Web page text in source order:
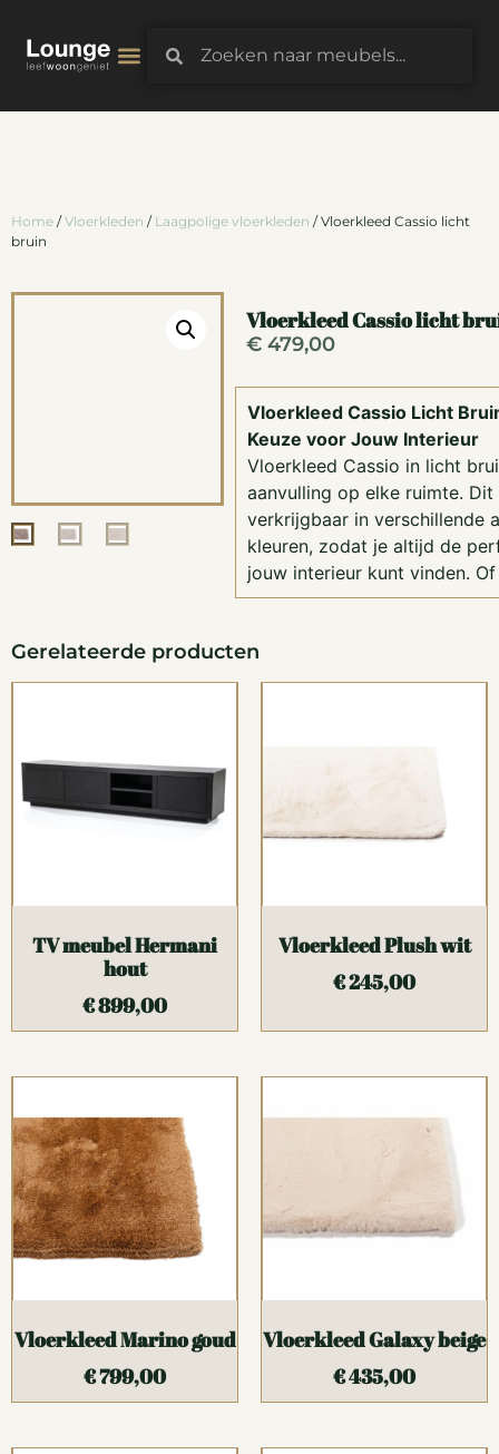
Home /Vloerkleden / Laagpolige vloerkleden / Vloerkleed Cassio licht
bruin
Vloerkleed Cassio licht
€479,00
Vloerkleed Cassio Licht
Keuze voor Jouw Interieur
Vloerkleed Cassio in licht
aanvulling op elke ruimte.
verkrijgbaar in verschillende
kleuren, zodat je altijd de
jouw interieur kunt vinden.
Gerelateerde producten
TV meubel Hermani
hout
€899,00
Vloerkleed Plush wit
€245,00
Vloerkleed Marino goud
€799,00
Vloerkleed Galaxy beige
€435,00